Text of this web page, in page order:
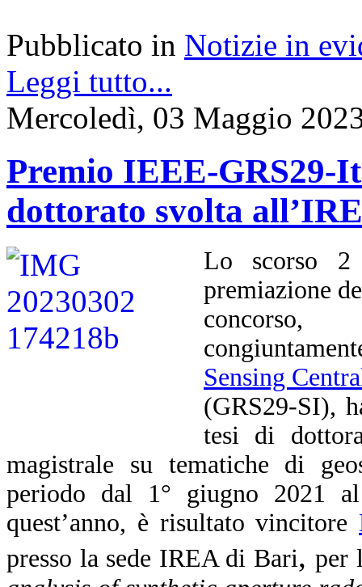
Pubblicato in Notizie in
Leggi tutto...
Mercoledì, 03 Maggio
Premio IEEE-GRS29-
dottorato svolta
Lo scorso
premiazione
concorso,
Sensing
(GRS29-SI),
tesi di
magistrale su tematiche di
periodo dal 1° giugno 2021
quest’anno, è risultato vincitore
presso la sede IREA di Bari,per